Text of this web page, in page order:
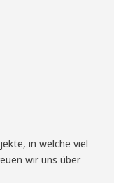
in welche viel
wir uns über